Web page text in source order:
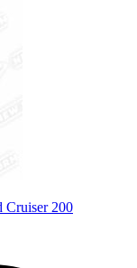
Cruiser 200